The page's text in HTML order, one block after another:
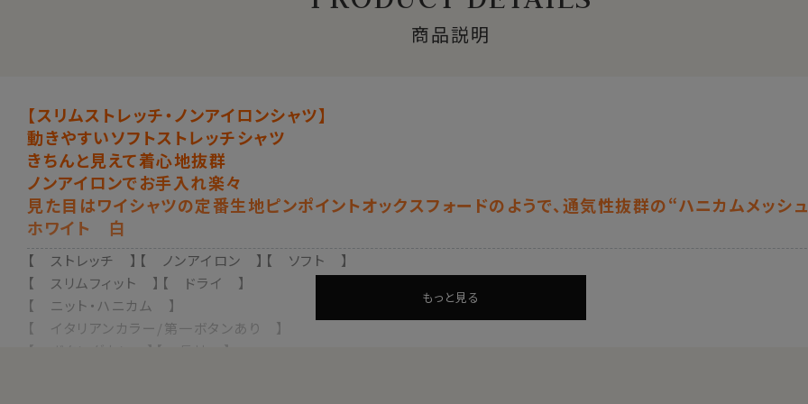
商品説明
【スリムストレッチ・ノンアイロンシャツ】
動きやすいソフトストレッチシャツ
きちんと見えて着心地抜群
ノンアイロンでお手入れ楽々
見た目はワイシャツの定番生地ピンポイントオックスフォードのようで、通気性抜群の“ハニカムメッシ
ホワイト 白
【 ストレッチ 】【 ノンアイロン 】【 ソフト 】
【 スリムフィット 】【 ドライ 】
【 ニット・ハニカム 】
【 イタリアンカラー/第一ボタンあり 】
もっと見る